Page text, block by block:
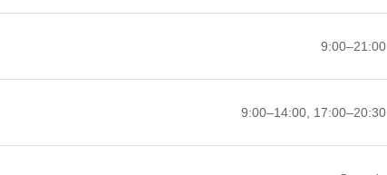
9:00–21:00
9:00–14:00, 17:00–20:30